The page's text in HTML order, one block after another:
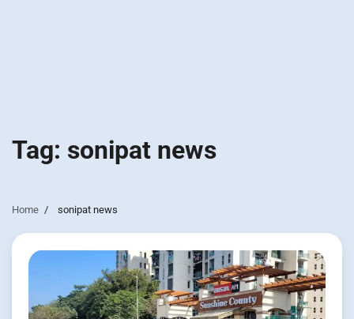
Tag: sonipat news
Home sonipat news